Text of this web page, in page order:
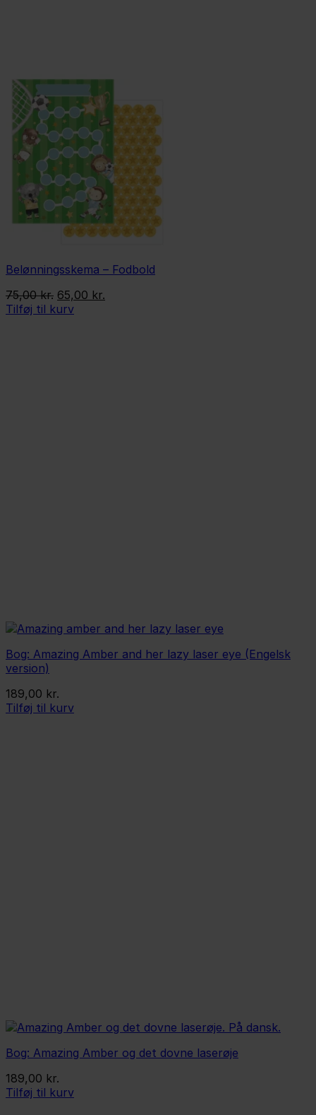
Belønningsskema – Fodbold
75,00kr. Den
oprindelige
65,00 kr.
Tilføj til kurv
Bog: Amazing Amber and her lazy laser eye (Engelsk
version)
189,00 kr.
Tilføj til kurv
Bog: Amazing Amber og det dovne laserøje
189,00 kr.
Tilføj til kurv